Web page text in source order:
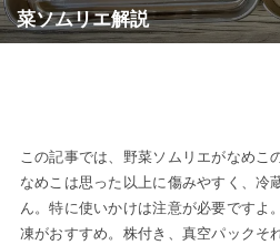
菜ソムリエ解説
この記事では、野菜ソムリエがなめこ
なめこは思った以上に傷みやすく、冷
ん。特に使いかけは注意が必要ですよ
凍がおすすめ。株付き、真空パックそ